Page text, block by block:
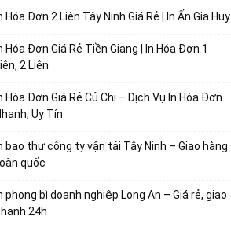
Hóa Đơn 2 Liên Tây Ninh Giá Rẻ | In Ấn Gia Huy
Hóa Đơn Giá Rẻ Tiền Giang | In Hóa Đơn 1
2 Liên
Hóa Đơn Giá Rẻ Củ Chi – Dịch Vụ In Hóa Đơn
Uy Tín
bao thư công ty vận tải Tây Ninh – Giao hàng
quốc
phong bì doanh nghiệp Long An – Giá rẻ, giao
24h